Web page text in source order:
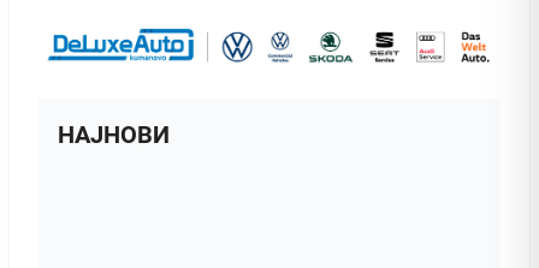
НАЈНОВИ